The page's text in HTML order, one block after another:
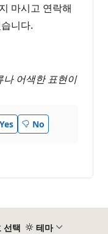
마시고 연락해
니다.
나 어색한 표현이
Yes No
선택 테마